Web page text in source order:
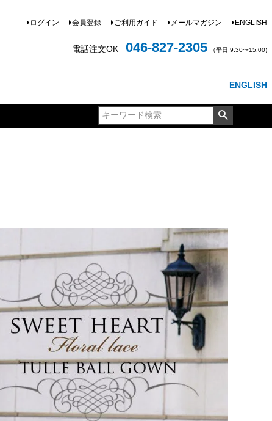
ログイン 会員登録 ご利用ガイド メールマガジン ENGLISH
電話注文OK 046-827-2305 （平日 9:30〜15:00)
ENGLISH